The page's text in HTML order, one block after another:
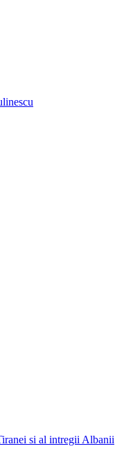
si al intregii Albanii